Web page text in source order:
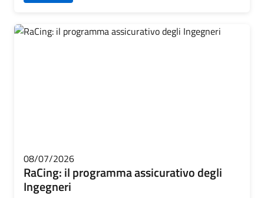
08/07/2026
RaCing: il programma assicurativo degli
Ingegneri